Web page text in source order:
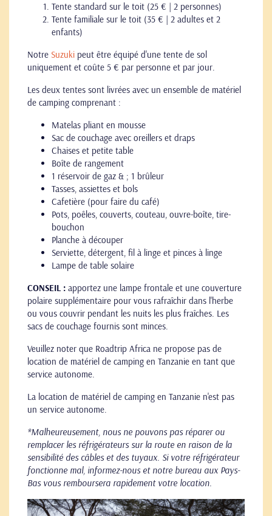
Tente standard sur le toit (25 € | 2 personnes)
Tente familiale sur le toit (35 € | 2 adultes et 2
enfants)
Notre Suzuki peut être équipé d'une tente de sol
uniquement et coûte 5 € par personne et par jour.
Les deux tentes sont livrées avec un ensemble de matériel
de camping comprenant :
Matelas pliant en mousse
Sac de couchage avec oreillers et draps
Chaises et petite table
Boîte de rangement
1 réservoir de gaz & ; 1 brûleur
Tasses, assiettes et bols
Cafetière (pour faire du café)
Pots, poêles, couverts, couteau, ouvre-boîte, tire-
bouchon
Planche à découper
Serviette, détergent, fil à linge et pinces à linge
Lampe de table solaire
CONSEIL : apportez une lampe frontale et une couverture
polaire supplémentaire pour vous rafraîchir dans l'herbe
ou vous couvrir pendant les nuits les plus fraîches. Les
sacs de couchage fournis sont minces.
Veuillez noter que Roadtrip Africa ne propose pas de
location de matériel de camping en Tanzanie en tant que
service autonome.
La location de matériel de camping en Tanzanie n'est pas
un service autonome.
*Malheureusement, nous ne pouvons pas réparer ou
remplacer les réfrigérateurs sur la route en raison de la
sensibilité des câbles et des tuyaux. Si votre réfrigérateur
fonctionne mal, informez-nous et notre bureau aux Pays-
Bas vous remboursera rapidement votre location.